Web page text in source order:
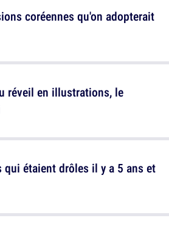
coréennes qu'on adopterait
qui étaient drôles il y a 5 ans et
réveil en illustrations, le